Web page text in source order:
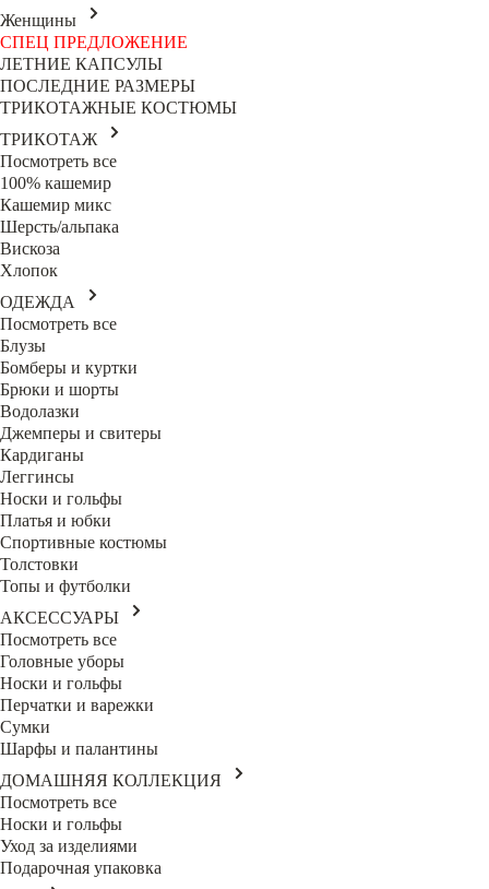
Женщины
СПЕЦ ПРЕДЛОЖЕНИЕ
ЛЕТНИЕ КАПСУЛЫ
ПОСЛЕДНИЕ РАЗМЕРЫ
ТРИКОТАЖНЫЕ КОСТЮМЫ
ТРИКОТАЖ
Посмотреть все
100% кашемир
Кашемир микс
Шерсть/альпака
Вискоза
Хлопок
ОДЕЖДА
Посмотреть все
Блузы
Бомберы и куртки
Брюки и шорты
Водолазки
Джемперы и свитеры
Кардиганы
Леггинсы
Носки и гольфы
Платья и юбки
Спортивные костюмы
Толстовки
Топы и футболки
АКСЕССУАРЫ
Посмотреть все
Головные уборы
Носки и гольфы
Перчатки и варежки
Сумки
Шарфы и палантины
ДОМАШНЯЯ КОЛЛЕКЦИЯ
Посмотреть все
Носки и гольфы
Уход за изделиями
Подарочная упаковка